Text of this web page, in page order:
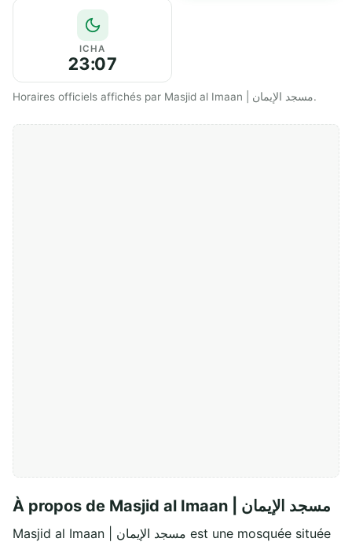
ICHA
23:07
Horaires officiels affichés par Masjid al Imaan | مسجد الإيمان.
À propos de Masjid al Imaan | مسجد الإيمان
Masjid al Imaan | مسجد الإيمان est une mosquée située